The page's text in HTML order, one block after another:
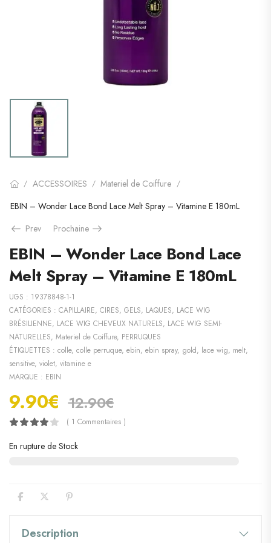
/ ACCESSOIRES / Materiel de Coiffure /
EBIN – Wonder Lace Bond Lace Melt Spray – Vitamine E 180mL
Prev
Prochaine
EBIN – Wonder Lace Bond Lace
Melt Spray – Vitamine E 180mL
UGS : 19378848-1-1
CATÉGORIES : CAPILLAIRE, CIRES, GELS, LAQUES, LACE WIG
BRÉSILIENNE, LACE WIG CHEVEUX NATURELS, LACE WIG SEMI-
NATURELLES, Materiel de Coiffure, PERRUQUES
ÉTIQUETTES : colle, colle perruque, ebin, ebin spray, gold, lace wig, melt,
sensitive, violet, vitamine e
MARQUE : EBIN
9.90€ 12.90€
( 1 Commentaires )
En rupture de Stock
Description